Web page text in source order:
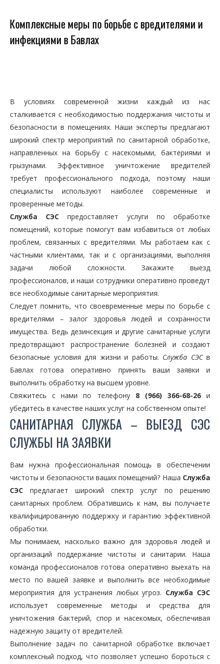
Комплексные меры по борьбе с вредителями и
инфекциями в Бавлах
В условиях современной жизни каждый из нас
сталкивается с необходимостью поддержания чистоты и
безопасности в помещениях. Наши эксперты предлагают
широкий спектр мероприятий по санитарной обработке,
направленных на борьбу с насекомыми, бактериями и
грызунами. Эффективное уничтожение вредителей
требует профессионального подхода, поэтому наши
специалисты используют наиболее современные и
проверенные методы.
Служба СЭС предоставляет услуги по обработке
помещений, которые помогут вам избавиться от любых
проблем, связанных с вредителями. Мы работаем как с
частными клиентами, так и с организациями, выполняя
задачи любой сложности. Закажите выезд
профессионалов, и наши сотрудники оперативно проведут
все необходимые санитарные мероприятия.
Следует помнить, что своевременные меры по борьбе с
вредителями – залог здоровья людей и сохранности
имущества. Ведь дезинсекция и другие санитарные услуги
предотвращают распространение болезней и создают
безопасные условия для жизни и работы. Служба СЭСв
Бавлах готова оперативно принять ваши заявки и
выполнить обработку на высшем уровне.
Свяжитесь с нами по телефону 8 (966) 366-68-26и
убедитесь в качестве наших услуг на собственном опыте!
САНИТАРНАЯ СЛУЖБА – ВЫЕЗД СЭС
СЛУЖБЫ НА ЗАЯВКИ
Вам нужна профессиональная помощь в обеспечении
чистоты и безопасности ваших помещений? Наша Служба
СЭС предлагает широкий спектр услуг по решению
санитарных проблем. Обратившись к нам, вы получаете
квалифицированную поддержку и гарантию эффективной
обработки.
Мы понимаем, насколько важно для здоровья людей и
организаций поддержание чистоты и санитарии. Наша
команда профессионалов готова оперативно выехать на
место по вашей заявке и выполнить все необходимые
мероприятия для устранения любых угроз. Служба СЭС
использует современные методы и средства для
уничтожения бактерий, спор и насекомых, обеспечивая
надежную защиту от вредителей.
Выполнение задач по санитарной обработке включает
комплексный подход, что позволяет успешно бороться с